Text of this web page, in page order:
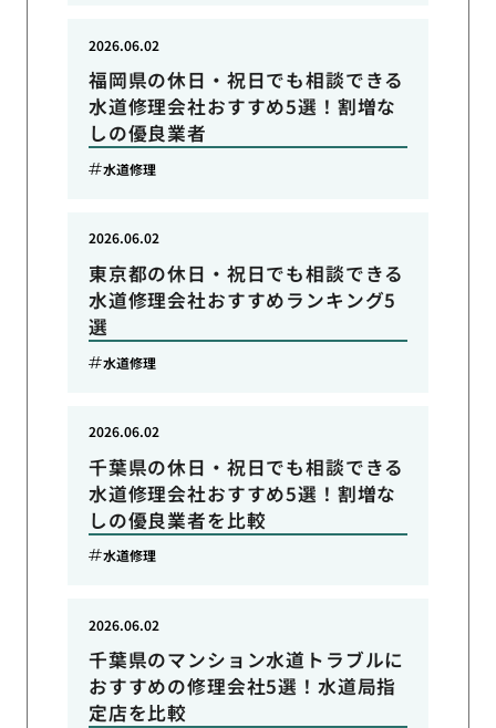
福岡県の休日・祝日でも相談できる
水道修理会社おすすめ5選！割増な
しの優良業者
2026.06.02
水道修理
東京都の休日・祝日でも相談できる
水道修理会社おすすめランキング5
選
2026.06.02
水道修理
千葉県の休日・祝日でも相談できる
水道修理会社おすすめ5選！割増な
しの優良業者を比較
2026.06.02
水道修理
千葉県のマンション水道トラブルに
おすすめの修理会社5選！水道局指
定店を比較
2026.06.02